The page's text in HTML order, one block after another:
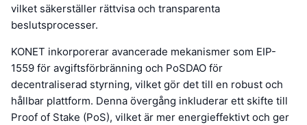
vilket säkerställer rättvisa och transparenta
beslutsprocesser.
KONET inkorporerar avancerade mekanismer som EIP-
1559 för avgiftsförbränning och PoSDAO för
decentraliserad styrning, vilket gör det till en robust och
hållbar plattform. Denna övergång inkluderar ett skifte till
Proof of Stake (PoS), vilket är mer energieffektivt och ger